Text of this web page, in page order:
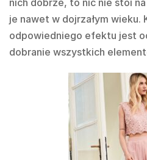
nich dobrze, to nic nie stoi
je nawet w dojrzałym wieku.
odpowiedniego efektu jest
dobranie wszystkich